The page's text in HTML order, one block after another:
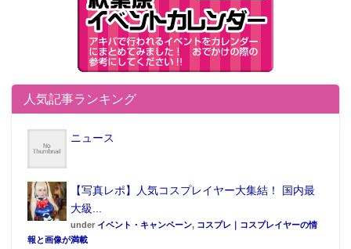
すことができる能力を持ち、ゲームを勝利に導くこと
youtube エマのコスプレで出演したえなこ。9分20秒あ
たりから登場
人気記事ランキング
ニュース
【写真レポ】人気コスプレイヤー大集結！ 国内最
大級...
under イベント・キャンペーン, コスプレ｜コスプレイヤーの情
報と画像が満載